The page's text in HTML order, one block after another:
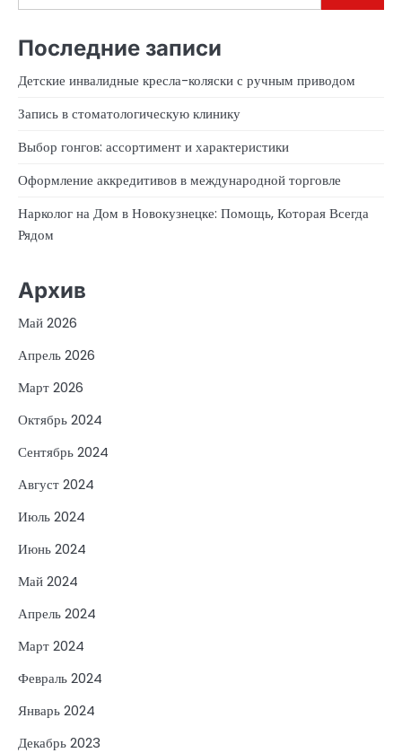
Последние записи
Детские инвалидные кресла-коляски с ручным приводом
Запись в стоматологическую клинику
Выбор гонгов: ассортимент и характеристики
Оформление аккредитивов в международной торговле
Нарколог на Дом в Новокузнецке: Помощь, Которая Всегда
Рядом
Архив
Май 2026
Апрель 2026
Март 2026
Октябрь 2024
Сентябрь 2024
Август 2024
Июль 2024
Июнь 2024
Май 2024
Апрель 2024
Март 2024
Февраль 2024
Январь 2024
Декабрь 2023